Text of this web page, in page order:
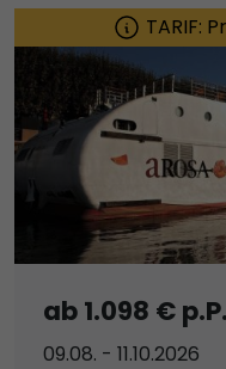
TARIF:
ab 1.098 € p.P.
09.08. - 11.10.2026